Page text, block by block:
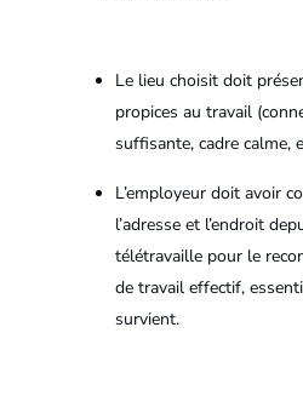
Le lieu choisit doit
propices au travail
suffisante, cadre calme,
L’employeur doit avoir
l’adresse et l’endroit
télétravaille pour le
de travail effectif,
survient.